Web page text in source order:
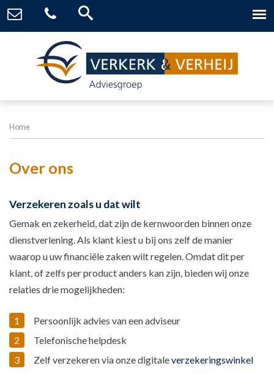
Home
Over ons
Verzekeren zoals u dat wilt
Gemak en zekerheid, dat zijn de kernwoorden binnen onze
dienstverlening. Als klant kiest u bij ons zelf de manier
waarop u uw financiële zaken wilt regelen. Omdat dit per
klant, of zelfs per product anders kan zijn, bieden wij onze
relaties drie mogelijkheden:
Persoonlijk advies van een adviseur
Telefonische helpdesk
Zelf verzekeren via onze digitaleverzekeringswinkel